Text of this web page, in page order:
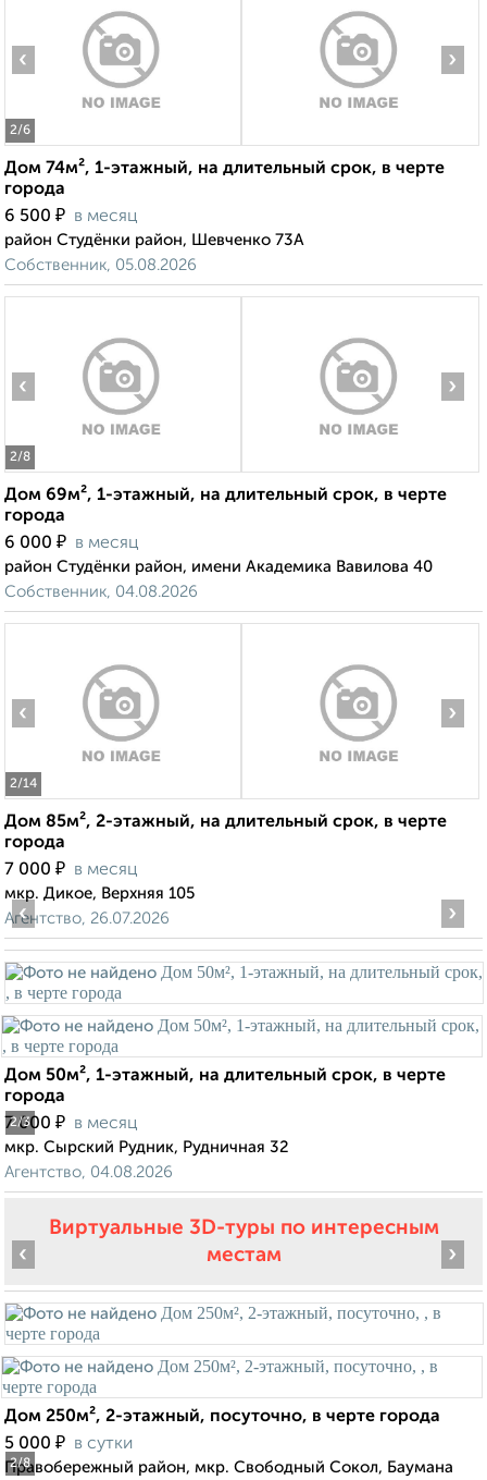
2/6
‹ ›
Дом 74м², 1-этажный, на длительный срок, в черте
города
6 500 ₽ в месяц
район Студёнки район, Шевченко 73А
Собственник, 05.08.2026
2/8
‹ ›
Дом 69м², 1-этажный, на длительный срок, в черте
города
6 000 ₽ в месяц
район Студёнки район, имени Академика Вавилова 40
Собственник, 04.08.2026
2/14
‹ ›
Дом 85м², 2-этажный, на длительный срок, в черте
города
7 000 ₽ в месяц
мкр. Дикое, Верхняя 105
Агентство, 26.07.2026
2/3
‹ ›
Дом 50м², 1-этажный, на длительный срок, в черте
города
7 000 ₽ в месяц
мкр. Сырский Рудник, Рудничная 32
Агентство, 04.08.2026
Виртуальные 3D-туры по интересным
местам
2/8
‹ ›
Дом 250м², 2-этажный, посуточно, в черте города
5 000 ₽ в сутки
Правобережный район, мкр. Свободный Сокол, Баумана